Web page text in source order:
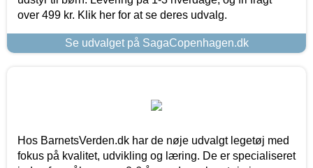
over 499 kr. Klik her for at se deres udvalg.
Se udvalget på SagaCopenhagen.dk
Hos BarnetsVerden.dk har de nøje udvalgt legetøj med
fokus på kvalitet, udvikling og læring. De er specialiseret